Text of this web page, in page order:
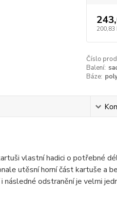
200,83
Číslo
Balení:
Báze:
vlastní hadici o potřebné
utěsní horní část kartuše a
následné odstranění je velmi